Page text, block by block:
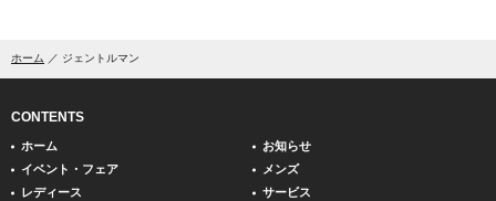
ホーム ジェントルマン
CONTENTS
ホーム
お知らせ
イベント・フェア
メンズ
レディース
サービス